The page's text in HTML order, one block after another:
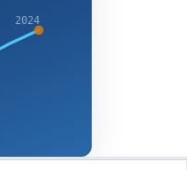
2024